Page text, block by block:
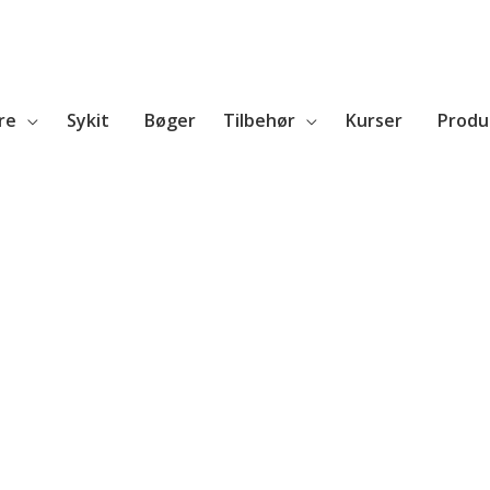
Sykit Bøger Tilbehør Kurser